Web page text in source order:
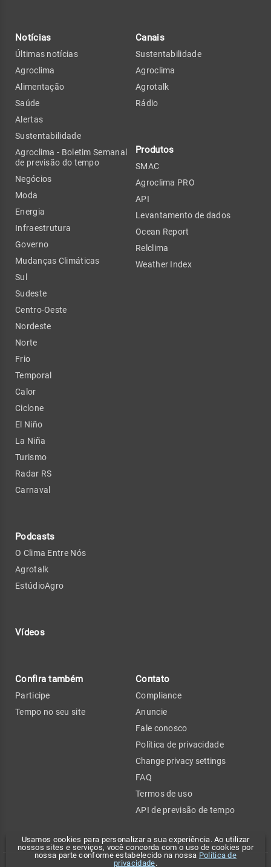
Usamos cookies para personalizar a sua experiência. Ao utilizar
nossos sites e serviços, você concorda com o uso de cookies por
nossa parte conforme estabelecido na nossa Política de
privacidade.
Notícias
Últimas notícias
Agroclima
Alimentação
Saúde
Alertas
Sustentabilidade
Agroclima - Boletim Semanal
de previsão do tempo
Negócios
Moda
Energia
Infraestrutura
Governo
Mudanças Climáticas
Sul
Sudeste
Centro-Oeste
Nordeste
Norte
Frio
Temporal
Calor
Ciclone
El Niño
La Niña
Turismo
Radar RS
Carnaval
Podcasts
O Clima Entre Nós
Agrotalk
EstúdioAgro
Vídeos
Canais
Sustentabilidade
Agroclima
Agrotalk
Rádio
Produtos
SMAC
Agroclima PRO
API
Levantamento de dados
Ocean Report
Relclima
Weather Index
Confira também
Participe
Tempo no seu site
Contato
Compliance
Anuncie
Fale conosco
Política de privacidade
Change privacy settings
FAQ
Termos de uso
API de previsão de tempo